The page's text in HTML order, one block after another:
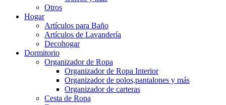
Otros
Hogar
Artículos para Baño
Artículos de Lavandería
Decohogar
Dormitorio
Organizador de Ropa
Organizador de Ropa Interior
Organizador de polos,pantalones y más
Organizador de carteras
Cesta de Ropa